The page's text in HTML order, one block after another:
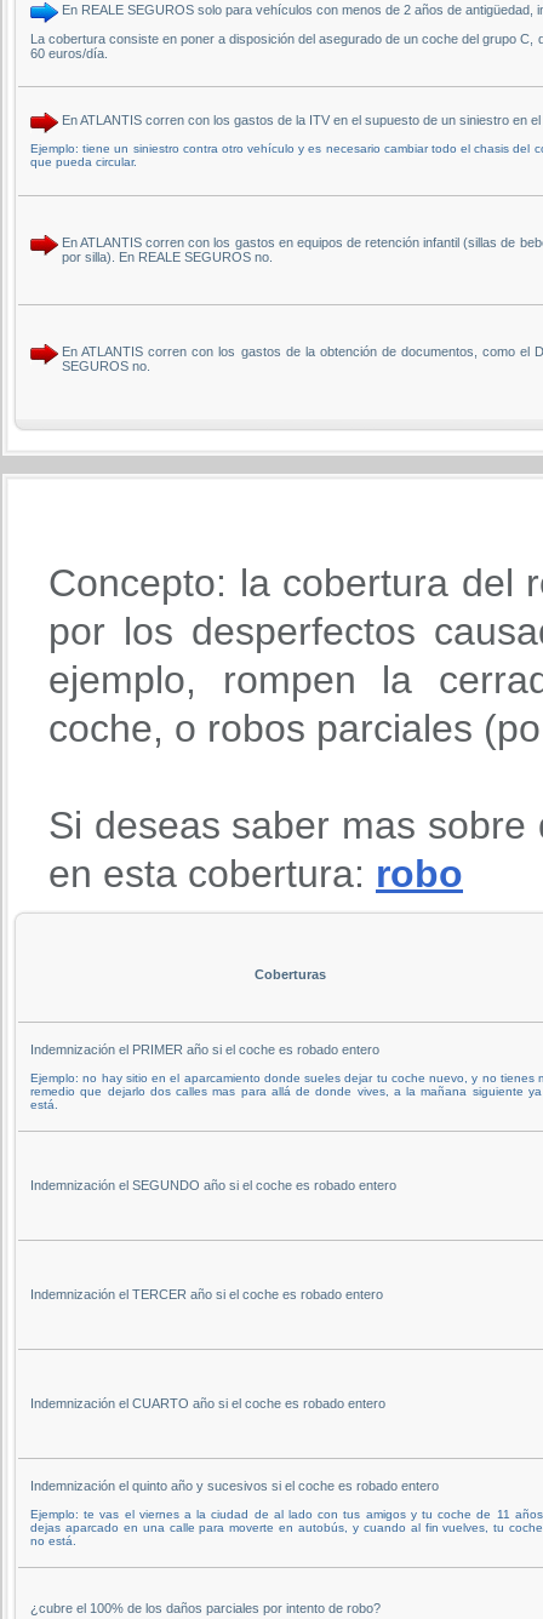
En REALE SEGUROS solo para vehículos con menos de 2 años de
La cobertura consiste en poner a disposición del asegurado de un coche del grupo
60 euros/día.
En ATLANTIS corren con los gastos de la ITV en el supuesto de un siniestro en
Ejemplo: tiene un siniestro contra otro vehículo y es necesario cambiar todo el chasis
que pueda circular.
En ATLANTIS corren con los gastos en equipos de retención infantil (sillas de
por silla). En REALE SEGUROS no.
En ATLANTIS corren con los gastos de la obtención de documentos, como
SEGUROS no.
Concepto: la cobertura del
por los desperfectos
ejemplo, rompen la
coche, o robos parciales
Si deseas saber mas
en esta cobertura: robo
Coberturas
Indemnización el PRIMER año si el coche es robado entero
Ejemplo: no hay sitio en el aparcamiento donde sueles dejar tu coche nuevo, y no tienes
remedio que dejarlo dos calles mas para allá de donde vives, a la mañana siguiente
está.
Indemnización el SEGUNDO año si el coche es robado entero
Indemnización el TERCER año si el coche es robado entero
Indemnización el CUARTO año si el coche es robado entero
Indemnización el quinto año y sucesivos si el coche es robado entero
Ejemplo: te vas el viernes a la ciudad de al lado con tus amigos y tu coche de 11
dejas aparcado en una calle para moverte en autobús, y cuando al fin vuelves, tu
no está.
¿cubre el 100% de los daños parciales por intento de robo?